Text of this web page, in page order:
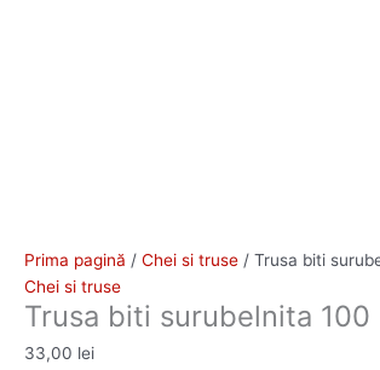
Prima pagină / Chei si truse / Trusa biti
Chei si truse
Trusa biti surubelnita 100
33,00 lei